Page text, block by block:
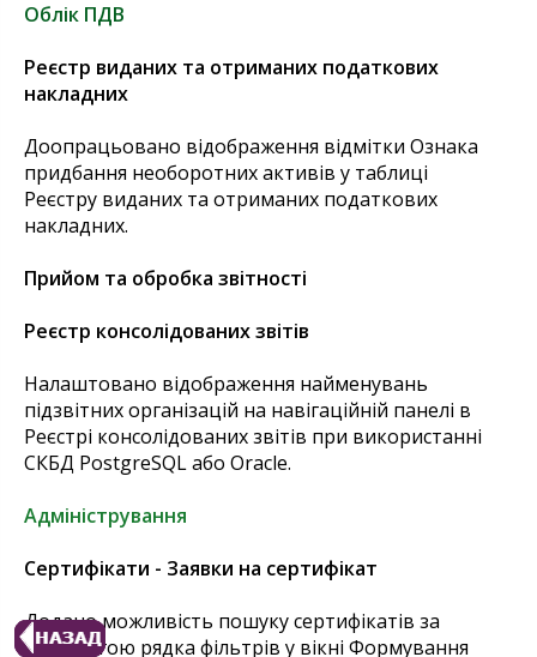
Облік ПДВ
Реєстр виданих та отриманих податкових
накладних
Доопрацьовано відображення відмітки Ознака
придбання необоротних активів у таблиці
Реєстру виданих та отриманих податкових
накладних.
Прийом та обробка звітності
Реєстр консолідованих звітів
Налаштовано відображення найменувань
підзвітних організацій на навігаційній панелі в
Реєстрі консолідованих звітів при використанні
СКБД PostgreSQL або Oracle.
Адміністрування
Сертифікати - Заявки на сертифікат
Додано можливість пошуку сертифікатів за
допомогою рядка фільтрів у вікні Формування